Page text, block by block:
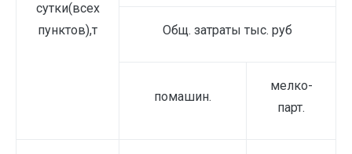
сутки(всех
пунктов),т
Общ. затраты тыс. руб
помашин.
мелко-
парт.